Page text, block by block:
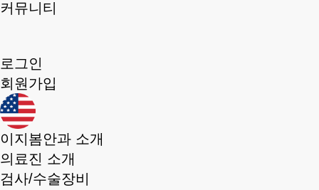
커뮤니티
로그인
회원가입
이지봄안과 소개
의료진 소개
검사/수술장비